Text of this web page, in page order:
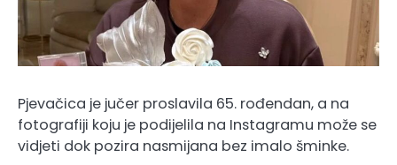
Pjevačica je jučer proslavila 65. rođendan, a na
fotografiji koju je podijelila na Instagramu može se
vidjeti dok pozira nasmijana bez imalo šminke.